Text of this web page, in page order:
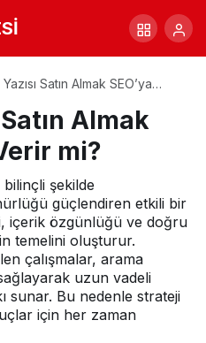
Yazısı Satın Almak SEO’ya
Satın Almak
mi?
bilinçli şekilde
güçlendiren etkili bir
içerik özgünlüğü ve doğru
temelini oluşturur.
çalışmalar, arama
uzun vadeli
sunar. Bu nedenle strateji
için her zaman
Nasıl Oluşturulur?